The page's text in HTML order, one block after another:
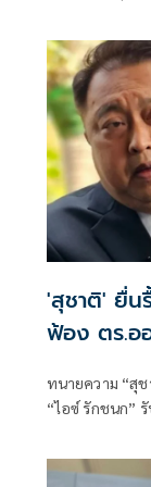
'สุชาติ' ยื่น
ฟ้อง ตร.อ
ทนายความ “สุ
“ไอซ์ รักชนก”